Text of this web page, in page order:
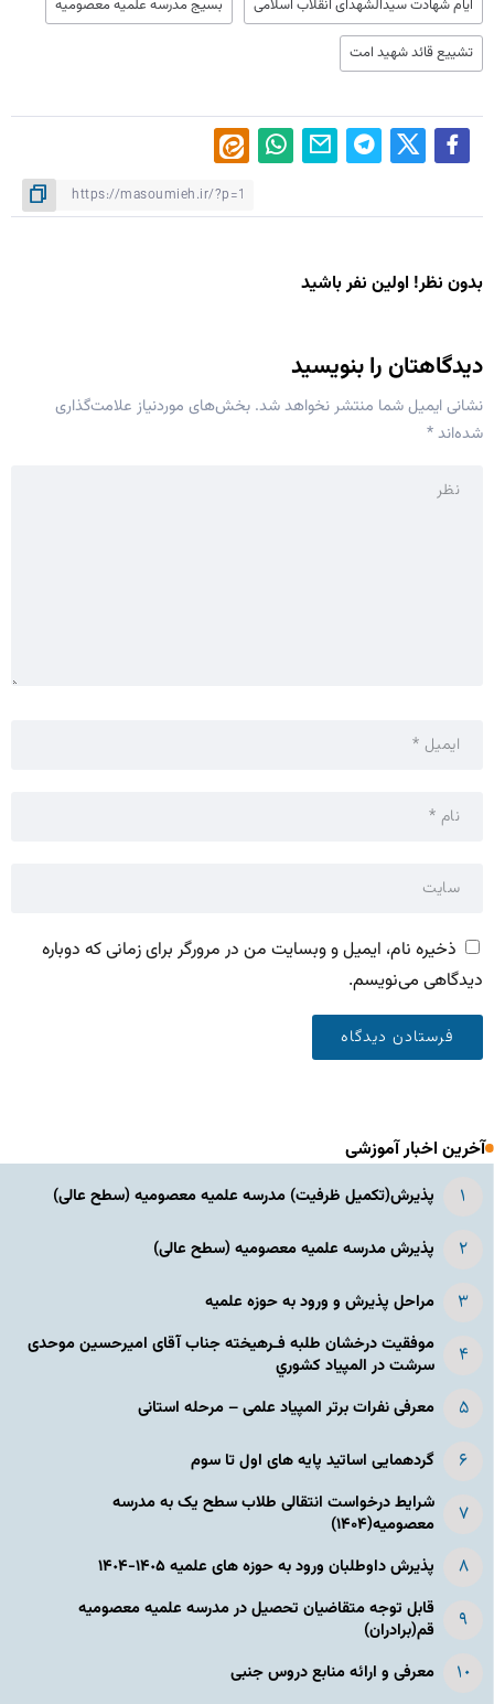
ایام شهادت سید‌الشهدای انقلاب اسلامی بسیج مدرسه علمیه معصومیه
تشییع قائد شهید امت
بدون نظر! اولین نفر باشید
دیدگاهتان را بنویسید
نشانی ایمیل شما منتشر نخواهد شد. بخش‌های موردنیاز علامت‌گذاری
شده‌اند*
ذخیره نام، ایمیل و وبسایت من در مرورگر برای زمانی که دوباره
دیدگاهی می‌نویسم.
آخرین اخبار آموزشی
پذیرش(تکمیل ظرفیت) مدرسه علمیه معصومیه‌ (سطح عالی)
پذیرش مدرسه علمیه معصومیه‌ (سطح عالی)
مراحل پذیرش و ورود به حوزه علمیه
موفقیت درخشان طلبه فـرهیخته جناب آقای امیرحسین موحدی
سرشت در المپياد كشوري
معرفی نفرات برتر المپیاد علمی – مرحله استانی
گردهمایی اساتید پایه های اول تا سوم
شرایط درخواست انتقالی طلاب سطح یک به مدرسه
معصومیه(۱۴۰۴)
پذیرش داوطلبان ورود به حوزه های علمیه ١۴٠۵-١۴٠۴
قابل توجه متقاضیان تحصیل در مدرسه علمیه معصومیه
قم(برادران)
معرفی و ارائه منابع دروس جنبی